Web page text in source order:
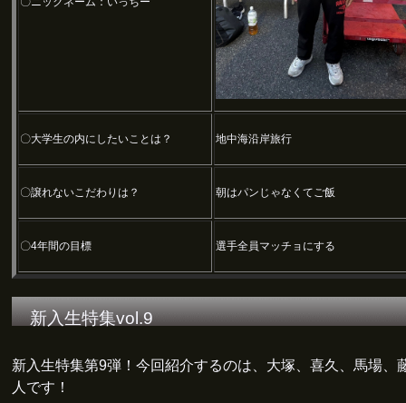
〇大学生の内にしたいことは？ 地中海沿岸旅行
〇譲れないこだわりは？ 朝はパンじゃなくてご飯
〇4年間の目標 選手全員マッチョにする
新入生特集vol.9
新入生特集第9弾！今回紹介するのは、大塚、喜久、馬場、
人です！